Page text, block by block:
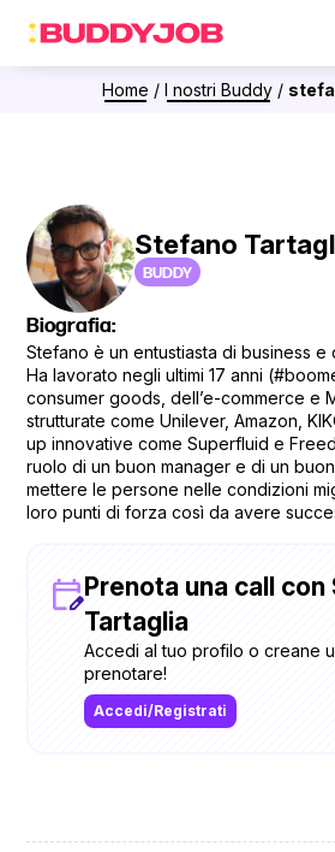
Home / I nostri Buddy /
Stefano
BUDDY
Biografia:
Stefano è un entustiasta di business e
Ha lavorato negli ultimi 17 anni
consumer goods, dell’e-commerce e
strutturate come Unilever, Amazon,
up innovative come Superfluid e
ruolo di un buon manager e di un
mettere le persone nelle condizioni
loro punti di forza così da avere
Prenota una call
Tartaglia
Accedi al tuo profilo o creane
prenotare!
Accedi/Registrati